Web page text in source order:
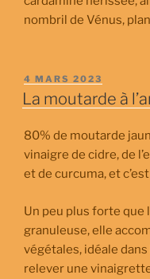
nombril de Vénus,
PUBLIÉ
LE
4 MARS 2023
La moutarde à
80% de moutarde
vinaigre de cidre, de
et de curcuma, et
Un peu plus forte que
granuleuse, elle
végétales, idéale
relever une